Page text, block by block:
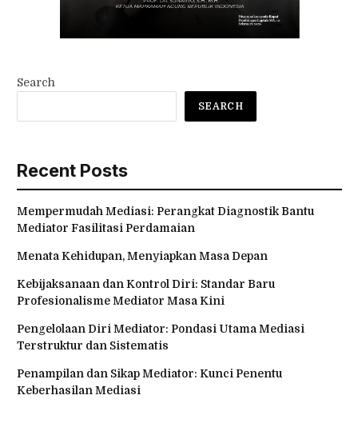
Search
SEARCH
Recent Posts
Mempermudah Mediasi: Perangkat Diagnostik Bantu
Mediator Fasilitasi Perdamaian
Menata Kehidupan, Menyiapkan Masa Depan
Kebijaksanaan dan Kontrol Diri: Standar Baru
Profesionalisme Mediator Masa Kini
Pengelolaan Diri Mediator: Pondasi Utama Mediasi
Terstruktur dan Sistematis
Penampilan dan Sikap Mediator: Kunci Penentu
Keberhasilan Mediasi